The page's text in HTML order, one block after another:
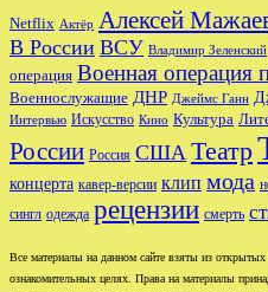
Netflix Актёр Алексей
В России ВСУ Владимир Зеленский
операция Военная операция
Военнослужащие ДНР Джеймс Ганн
Интервью Искусство Кино Культура
России Россия США Театр
концерта кавер-версии клип мода
сингл одежда рецензии смерть
Все материалы на данном сайте взяты из
ознакомительных целях. Права на материалы